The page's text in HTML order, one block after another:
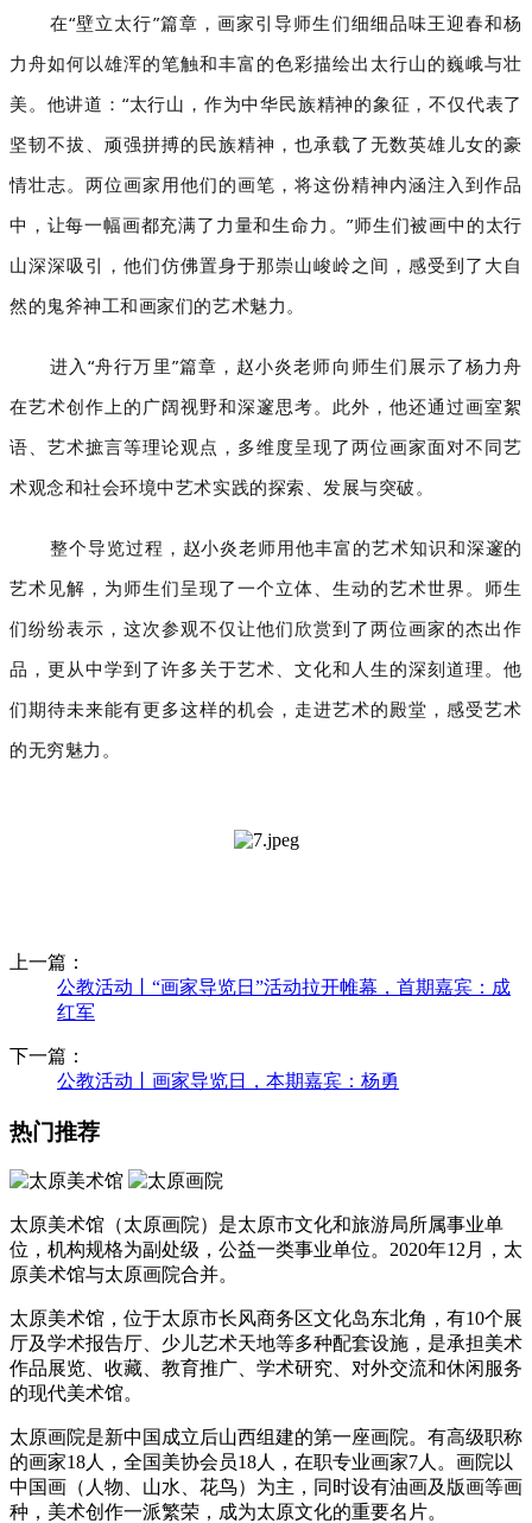
在“壁立太行”篇章，画家引导师生们细细品味王迎春和杨
力舟如何以雄浑的笔触和丰富的色彩描绘出太行山的巍峨与壮
美。他讲道：“太行山，作为中华民族精神的象征，不仅代表了
坚韧不拔、顽强拼搏的民族精神，也承载了无数英雄儿女的豪
情壮志。两位画家用他们的画笔，将这份精神内涵注入到作品
中，让每一幅画都充满了力量和生命力。”师生们被画中的太行
山深深吸引，他们仿佛置身于那崇山峻岭之间，感受到了大自
然的鬼斧神工和画家们的艺术魅力。
进入“舟行万里”篇章，赵小炎老师向师生们展示了杨力舟
在艺术创作上的广阔视野和深邃思考。此外，他还通过画室絮
语、艺术摭言等理论观点，多维度呈现了两位画家面对不同艺
术观念和社会环境中艺术实践的探索、发展与突破。
整个导览过程，赵小炎老师用他丰富的艺术知识和深邃的
艺术见解，为师生们呈现了一个立体、生动的艺术世界。 师生
们纷纷表示，这次参观不仅让他们欣赏到了两位画家的杰出作
品，更从中学到了许多关于艺术、文化和人生的深刻道理。他
们期待未来能有更多这样的机会，走进艺术的殿堂，感受艺术
的无穷魅力。
上一篇：
公教活动丨“画家导览日”活动拉开帷幕，首期嘉宾：成
红军
下一篇：
公教活动丨画家导览日，本期嘉宾：杨勇
热门推荐
太原美术馆（太原画院）是太原市文化和旅游局所属事业单
位，机构规格为副处级，公益一类事业单位。2020年12月，太
原美术馆与太原画院合并。
太原美术馆，位于太原市长风商务区文化岛东北角，有10个展
厅及学术报告厅、少儿艺术天地等多种配套设施，是承担美术
作品展览、收藏、教育推广、学术研究、对外交流和休闲服务
的现代美术馆。
太原画院是新中国成立后山西组建的第一座画院。有高级职称
的画家18人，全国美协会员18人，在职专业画家7人。画院以
中国画（人物、山水、花鸟）为主，同时设有油画及版画等画
种，美术创作一派繁荣，成为太原文化的重要名片。